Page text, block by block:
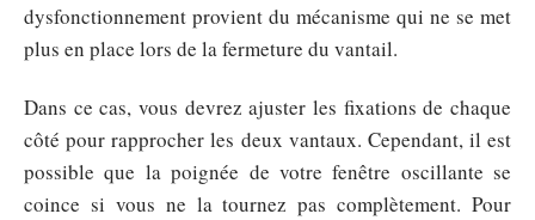
dysfonctionnement provient du mécanisme qui ne se met
plus en place lors de la fermeture du vantail.
Dans ce cas, vous devrez ajuster les fixations de chaque
côté pour rapprocher les deux vantaux. Cependant, il est
possible que la poignée de votre fenêtre oscillante se
coince si vous ne la tournez pas complètement. Pour